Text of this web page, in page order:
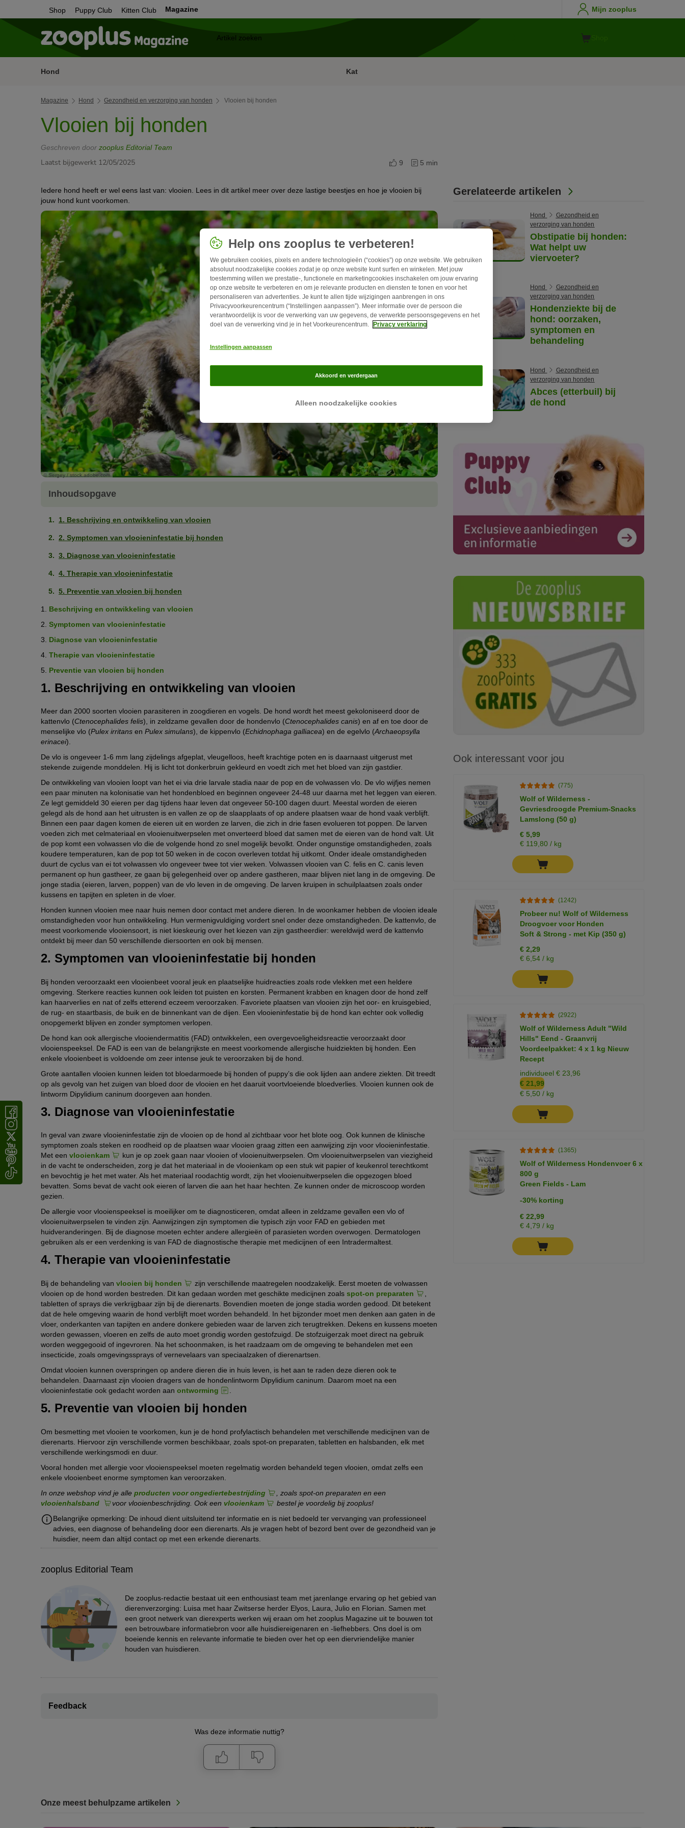
Shop Puppy Club Kitten Club Magazine Mijn zooplus
Hond Kat
Magazine Hond Gezondheid en verzorging van honden Vlooien bij honden
Vlooien bij honden
Geschreven door zooplus Editorial Team
Laatst bijgewerkt 12/05/2025 9 5 min
Iedere hond heeft er wel eens last van: vlooien. Lees in dit artikel meer over deze lastige beestjes en hoe je vlooien bij
jouw hond kunt voorkomen.
© Sergey / stock.adobe.com
Inhoudsopgave
1. Beschrijving en ontwikkeling van vlooien
2. Symptomen van vlooieninfestatie bij honden
3. Diagnose van vlooieninfestatie
4. Therapie van vlooieninfestatie
5. Preventie van vlooien bij honden
1. Beschrijving en ontwikkeling van vlooien
2. Symptomen van vlooieninfestatie
3. Diagnose van vlooieninfestatie
4. Therapie van vlooieninfestatie
5. Preventie van vlooien bij honden
1. Beschrijving en ontwikkeling van vlooien
Meer dan 2000 soorten vlooien parasiteren in zoogdieren en vogels. De hond wordt het meest gekoloniseerd door de
kattenvlo (Ctenocephalides felis), in zeldzame gevallen door de hondenvlo (Ctenocephalides canis) en af en toe door de
menselijke vlo (Pulex irritans en Pulex simulans), de kippenvlo (Echidnophaga galliacea) en de egelvlo (Archaeopsylla
erinacei).
De vlo is ongeveer 1-6 mm lang zijdelings afgeplat, vleugelloos, heeft krachtige poten en is daarnaast uitgerust met
stekende zuigende monddelen. Hij is licht tot donkerbruin gekleurd en voedt zich met het bloed van zijn gastdier.
De ontwikkeling van vlooien loopt van het ei via drie larvale stadia naar de pop en de volwassen vlo. De vlo wijfjes nemen
een paar minuten na kolonisatie van het hondenbloed en beginnen ongeveer 24-48 uur daarna met het leggen van eieren.
Ze legt gemiddeld 30 eieren per dag tijdens haar leven dat ongeveer 50-100 dagen duurt. Meestal worden de eieren
gelegd als de hond aan het uitrusten is en vallen ze op de slaapplaats of op andere plaatsen waar de hond vaak verblijft.
Binnen een paar dagen komen de eieren uit en worden ze larven, die zich in drie fasen evolueren tot poppen. De larven
voeden zich met celmateriaal en vlooienuitwerpselen met onverteerd bloed dat samen met de eieren van de hond valt. Uit
de pop komt een volwassen vlo die de volgende hond zo snel mogelijk bevolkt. Onder ongunstige omstandigheden, zoals
koudere temperaturen, kan de pop tot 50 weken in de cocon overleven totdat hij uitkomt. Onder ideale omstandigheden
duurt de cyclus van ei tot volwassen vlo ongeveer twee tot vier weken. Volwassen vlooien van C. felis en C. canis leven
permanent op hun gastheer, ze gaan bij gelegenheid over op andere gastheren, maar blijven niet lang in de omgeving. De
jonge stadia (eieren, larven, poppen) van de vlo leven in de omgeving. De larven kruipen in schuilplaatsen zoals onder
kussens en tapijten en spleten in de vloer.
Honden kunnen vlooien mee naar huis nemen door contact met andere dieren. In de woonkamer hebben de vlooien ideale
omstandigheden voor hun ontwikkeling. Hun vermenigvuldiging vordert snel onder deze omstandigheden. De kattenvlo, de
meest voorkomende vlooiensoort, is niet kieskeurig over het kiezen van zijn gastheerdier: wereldwijd werd de kattenvlo
ontdekt bij meer dan 50 verschillende diersoorten en ook bij mensen.
2. Symptomen van vlooieninfestatie bij honden
Bij honden veroorzaakt een vlooienbeet vooral jeuk en plaatselijke huidreacties zoals rode vlekken met een heldere
omgeving. Sterkere reacties kunnen ook leiden tot puisten en korsten. Permanent krabben en knagen door de hond zelf
kan haarverlies en nat of zelfs etterend eczeem veroorzaken. Favoriete plaatsen van vlooien zijn het oor- en kruisgebied,
de rug- en staartbasis, de buik en de binnenkant van de dijen. Een vlooieninfestatie bij de hond kan echter ook volledig
onopgemerkt blijven en zonder symptomen verlopen.
De hond kan ook allergische vlooiendermatitis (FAD) ontwikkelen, een overgevoeligheidsreactie veroorzaakt door
vlooienspeeksel. De FAD is een van de belangrijkste en meest voorkomende allergische huidziekten bij honden. Een
enkele vlooienbeet is voldoende om zeer intense jeuk te veroorzaken bij de hond.
Grote aantallen vlooien kunnen leiden tot bloedarmoede bij honden of puppy’s die ook lijden aan andere ziekten. Dit treedt
op als gevolg van het zuigen van bloed door de vlooien en het daaruit voortvloeiende bloedverlies. Vlooien kunnen ook de
lintworm Dipylidium caninum doorgeven aan honden.
3. Diagnose van vlooieninfestatie
In geval van zware vlooieninfestatie zijn de vlooien op de hond al zichtbaar voor het blote oog. Ook kunnen de klinische
symptomen zoals steken en roodheid op de plaatsen waar vlooien graag zitten een aanwijzing zijn voor vlooieninfestatie.
Met een vlooienkam
kun je op zoek gaan naar vlooien of vlooienuitwerpselen. Om vlooienuitwerpselen van viezigheid
in de vacht te onderscheiden, zorg je dat het materiaal in de vlooienkam op een stuk wit papier of keukenrol terechtkomt
en bevochtig je het met water. Als het materiaal roodachtig wordt, zijn het vlooienuitwerpselen die opgezogen bloed
bevatten. Soms bevat de vacht ook eieren of larven die aan het haar hechten. Ze kunnen onder de microscoop worden
gezien.
De allergie voor vlooienspeeksel is moeilijker om te diagnosticeren, omdat alleen in zeldzame gevallen een vlo of
vlooienuitwerpselen te vinden zijn. Aanwijzingen zijn symptomen die typisch zijn voor FAD en gebieden met
huidveranderingen. Bij de diagnose moeten echter andere allergieën of parasieten worden overwogen. Dermatologen
gebruiken als er een verdenking is van FAD de diagnostische therapie met medicijnen of een Intradermaltest.
4. Therapie van vlooieninfestatie
Bij de behandeling van vlooien bij honden
zijn verschillende maatregelen noodzakelijk. Eerst moeten de volwassen
vlooien op de hond worden bestreden. Dit kan gedaan worden met geschikte medicijnen zoals spot-on preparaten
tabletten of sprays die verkrijgbaar zijn bij de dierenarts. Bovendien moeten de jonge stadia worden gedood. Dit betekent
dat de hele omgeving waarin de hond verblijft moet worden behandeld. In het bijzonder moet men denken aan gaten in de
vloer, onderkanten van tapijten en andere donkere gebieden waar de larven zich terugtrekken. Dekens en kussens moeten
worden gewassen, vloeren en zelfs de auto moet grondig worden gestofzuigd. De stofzuigerzak moet direct na gebruik
worden weggegooid of ingevroren. Na het schoonmaken, is het raadzaam om de omgeving te behandelen met een
insecticide, zoals omgevingssprays of vernevelaars van speciaalzaken of dierenartsen.
Omdat vlooien kunnen overspringen op andere dieren die in huis leven, is het aan te raden deze dieren ook te
behandelen. Daarnaast zijn vlooien dragers van de hondenlintworm Dipylidium caninum. Daarom moet na een
vlooieninfestatie ook gedacht worden aan ontworming
5. Preventie van vlooien bij honden
Om besmetting met vlooien te voorkomen, kun je de hond profylactisch behandelen met verschillende medicijnen van de
dierenarts. Hiervoor zijn verschillende vormen beschikbaar, zoals spot-on preparaten, tabletten en halsbanden, elk met
verschillende werkingsmodi en duur.
Vooral honden met allergie voor vlooienspeeksel moeten regelmatig worden behandeld tegen vlooien, omdat zelfs een
enkele vlooienbeet enorme symptomen kan veroorzaken.
In onze webshop vind je alle producten voor ongediertebestrijding
, zoals spot-on preparaten en een
vlooienhalsband
voor vlooienbeschrijding. Ook een vlooienkam
bestel je voordelig bij zooplus!
Belangrijke opmerking: De inhoud dient uitsluitend ter informatie en is niet bedoeld ter vervanging van professioneel
advies, een diagnose of behandeling door een dierenarts. Als je vragen hebt of bezord bent over de gezondheid van je
huisdier, neem dan altijd contact op met een erkende dierenarts.
zooplus Editorial Team
De zooplus-redactie bestaat uit een enthousiast team met jarenlange ervaring op het gebied van
dierenverzorging: Luisa met haar Zwitserse herder Elyos, Laura, Julio en Florian. Samen met
een groot netwerk van dierexperts werken wij eraan om het zooplus Magazine uit te bouwen tot
een betrouwbare informatiebron voor alle huisdiereigenaren en -liefhebbers. Ons doel is om
boeiende kennis en relevante informatie te bieden over het op een diervriendelijke manier
houden van huisdieren.
Feedback
Was deze informatie nuttig?
Gerelateerde artikelen
Hond
Gezondheid en
verzorging van honden
Obstipatie bij honden:
Wat helpt uw
viervoeter?
Hond
Gezondheid en
verzorging van honden
Hondenziekte bij de
hond: oorzaken,
symptomen en
behandeling
Hond
Gezondheid en
verzorging van honden
Abces (etterbuil) bij
de hond
Ook interessant voor jou
(775)
Wolf of Wilderness -
Gevriesdroogde Premium-Snacks
Lamslong (50 g)
€ 5,99
€ 119,80 / kg
(1242)
Probeer nu! Wolf of Wilderness
Droogvoer voor Honden
Soft & Strong - met Kip (350 g)
€ 2,29
€ 6,54 / kg
(2922)
Wolf of Wilderness Adult "Wild
Hills" Eend - Graanvrij
Voordeelpakket: 4 x 1 kg Nieuw
Recept
individueel € 23,96
€ 21,99
€ 5,50 / kg
(1365)
Wolf of Wilderness Hondenvoer 6 x
800 g
Green Fields - Lam
-30% korting
€ 22,99
€ 4,79 / kg
Onze meest behulpzame artikelen
Help ons zooplus te verbeteren!
We gebruiken cookies, pixels en andere technologieën (“cookies”) op onze website. We gebruiken
absoluut noodzakelijke cookies zodat je op onze website kunt surfen en winkelen. Met jouw
toestemming willen we prestatie-, functionele en marketingcookies inschakelen om jouw ervaring
op onze website te verbeteren en om je relevante producten en diensten te tonen en voor het
personaliseren van advertenties. Je kunt te allen tijde wijzigingen aanbrengen in ons
Privacyvoorkeurencentrum (“Instellingen aanpassen”). Meer informatie over de persoon die
verantwoordelijk is voor de verwerking van uw gegevens, de verwerkte persoonsgegevens en het
doel van de verwerking vind je in het Voorkeurencentrum.
Privacy verklaring
Instellingen aanpassen
Alleen noodzakelijke cookies
Akkoord en verdergaan